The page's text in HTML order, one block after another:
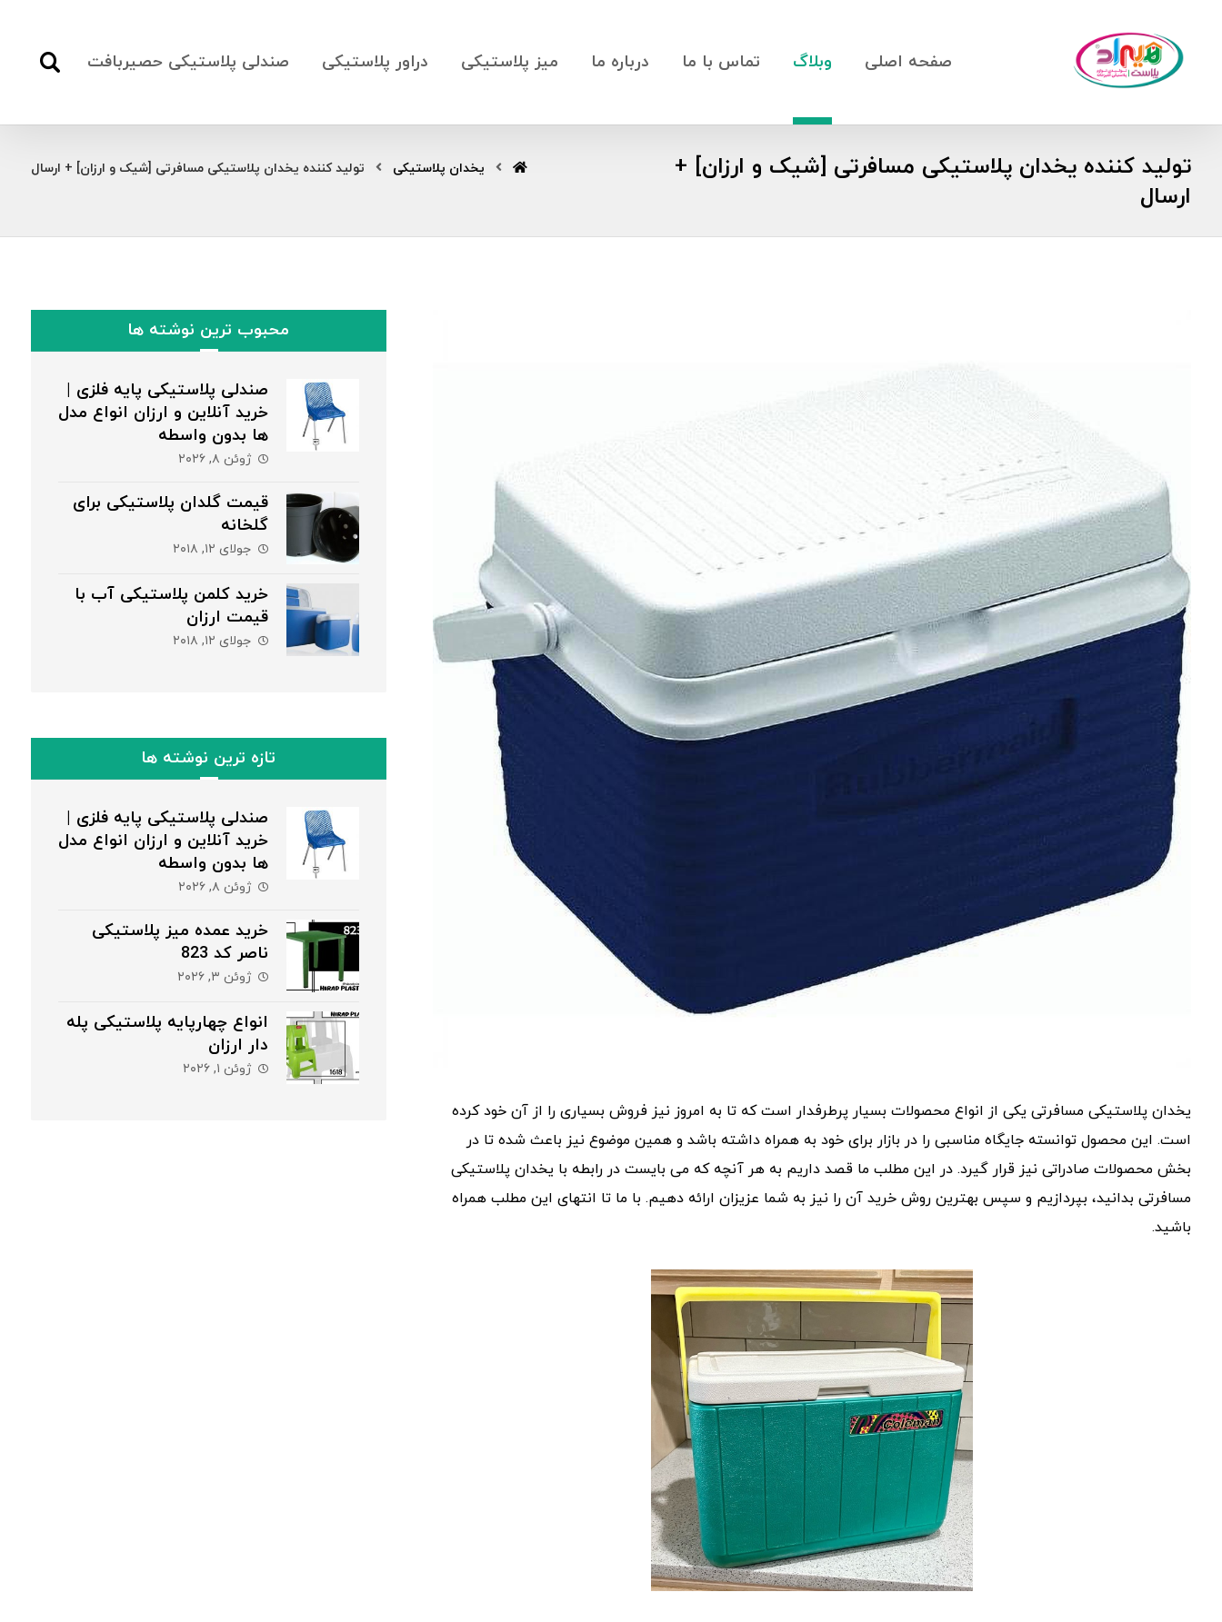
صفحه اصلی وبلاگ تماس با ما درباره ما میز پلاستیکی دراور پلاستیکی صندلی پلاستیکی حصیربافت
تولید کننده یخدان پلاستیکی مسافرتی [شیک و ارزان] +
ارسال
یخدان پلاستیکی تولید کننده یخدان پلاستیکی مسافرتی [شیک و ارزان] + ارسال
یخدان پلاستیکی مسافرتی یکی از انواع محصولات بسیار پرطرفدار است که تا به امروز نیز فروش بسیاری را از آن خود کرده
است. این محصول توانسته جایگاه مناسبی را در بازار برای خود به همراه داشته باشد و همین موضوع نیز باعث شده تا در
بخش محصولات صادراتی نیز قرار گیرد. در این مطلب ما قصد داریم به هر آنچه که می بایست در رابطه با یخدان پلاستیکی
مسافرتی بدانید، بپردازیم و سپس بهترین روش خرید آن را نیز به شما عزیزان ارائه دهیم. با ما تا انتهای این مطلب همراه
باشید.
محبوب ترین نوشته ها
صندلی پلاستیکی پایه فلزی |
خرید آنلاین و ارزان انواع مدل
ها بدون واسطه
ژوئن ۸, ۲۰۲۶
قیمت گلدان پلاستیکی برای
گلخانه
جولای ۱۲, ۲۰۱۸
خرید کلمن پلاستیکی آب با
قیمت ارزان
جولای ۱۲, ۲۰۱۸
تازه ترین نوشته ها
صندلی پلاستیکی پایه فلزی |
خرید آنلاین و ارزان انواع مدل
ها بدون واسطه
ژوئن ۸, ۲۰۲۶
خرید عمده میز پلاستیکی
ناصر کد 823
ژوئن ۳, ۲۰۲۶
انواع چهارپایه پلاستیکی پله
دار ارزان
ژوئن ۱, ۲۰۲۶